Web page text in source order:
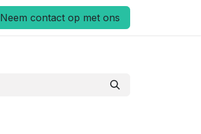
Neem contact op met ons